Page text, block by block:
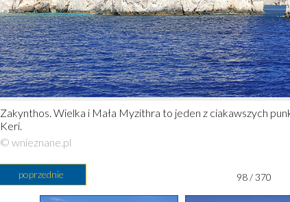
Zakynthos. Wielka i Mała Myzithra to jeden z ciakawszych
Keri.
© wnieznane.pl
poprzednie 98 / 370